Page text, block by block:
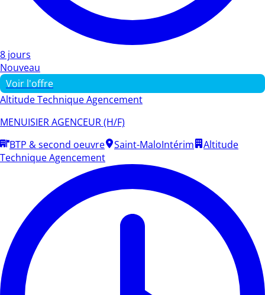
8 jours
Nouveau
Voir l'offre
Altitude Technique Agencement
MENUISIER AGENCEUR (H/F)
BTP & second oeuvre
Saint-MaloIntérim
Altitude
Technique Agencement